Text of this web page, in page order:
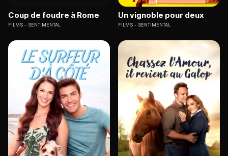
Coup de foudre à Rome
FILMS SENTIMENTAL
Un vignoble pour deux
FILMS SENTIMENTAL